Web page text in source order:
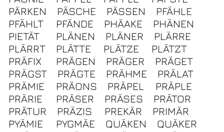
PÄRKEN
PÄSCHE PÄSSEN
PFÄHLE
PFÄHLT
PFÄNDE PHÄAKE
PHÄNEN
PIETÄT
PLÄNEN PLÄNER
PLÄRRE
PLÄRRT
PLÄTTE PLÄTZE
PLÄTZT
PRÄFIX
PRÄGEN PRÄGER
PRÄGET
PRÄGST
PRÄGTE PRÄHME
PRÄLAT
PRÄMIE
PRÄONS PRÄPEL
PRÄPLE
PRÄRIE
PRÄSER PRÄSES
PRÄTOR
PRÄTUR
PRÄZIS PREKÄR
PRIMÄR
PYÄMIE
PYGMÄE QUÄKEN
QUÄKER